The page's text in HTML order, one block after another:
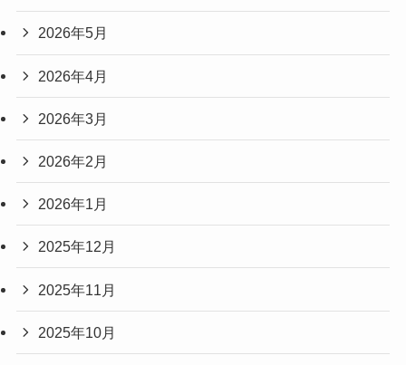
2026年5月
2026年4月
2026年3月
2026年2月
2026年1月
2025年12月
2025年11月
2025年10月